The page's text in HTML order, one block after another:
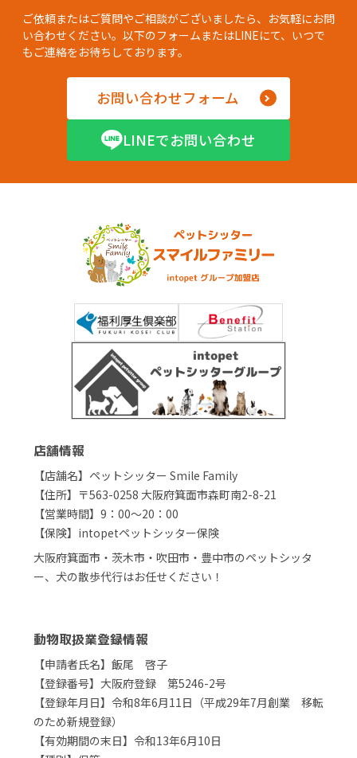
ご依頼またはご質問やご相談がございましたら、お気軽にお問
い合わせください。以下のフォームまたはLINEにて、いつで
もご連絡をお待ちしております。
お問い合わせフォーム
LINEでお問い合わせ
店舗情報
【店舗名】ペットシッター Smile Family
【住所】〒563-0258 大阪府箕面市森町南2-8-21
【営業時間】9：00～20：00
【保険】intopetペットシッター保険
大阪府箕面市・茨木市・吹田市・豊中市のペットシッタ
ー、犬の散歩代行はお任せください！
動物取扱業登録情報
【申請者氏名】飯尾 啓子
【登録番号】大阪府登録 第5246-2号
【登録年月日】令和8年6月11日（平成29年7月創業 移転
のため新規登録）
【有効期間の末日】令和13年6月10日